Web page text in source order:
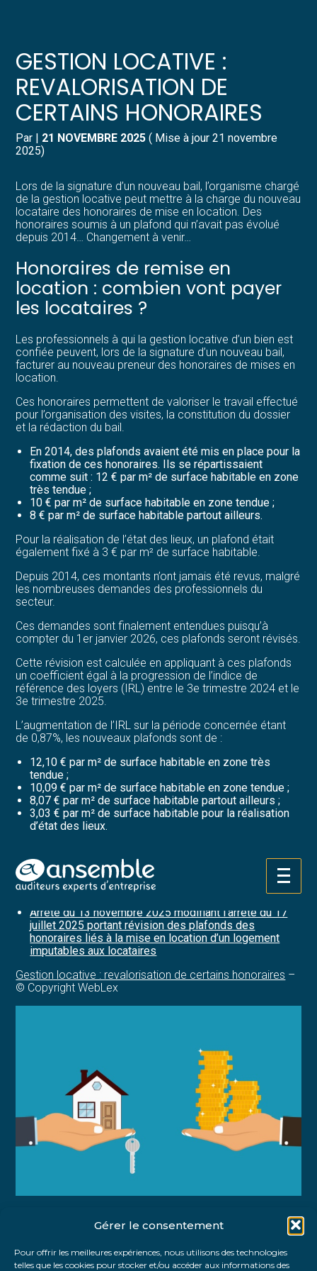
Gérer le consentement
Pour offrir les meilleures expériences, nous utilisons des technologies
telles que les cookies pour stocker et/ou accéder aux informations des
Aller
au
Gérer votre quotidien
Piloter votre entreprise
Développer votre entreprise
Construire votre patrimoine
Structurer votre croissance
électronique
Suivre votre comptabilité
Gérer vos ressources humaines
Dématérialiser vos documents
GESTION LOCATIVE :
REVALORISATION DE
CERTAINS HONORAIRES
Par | 21 NOVEMBRE 2025 ( Mise à jour 21 novembre
2025)
Lors de la signature d’un nouveau bail, l’organisme chargé
de la gestion locative peut mettre à la charge du nouveau
locataire des honoraires de mise en location. Des
honoraires soumis à un plafond qui n’avait pas évolué
depuis 2014… Changement à venir…
Honoraires de remise en
location : combien vont payer
les locataires ?
Les professionnels à qui la gestion locative d’un bien est
confiée peuvent, lors de la signature d’un nouveau bail,
facturer au nouveau preneur des honoraires de mises en
location.
Ces honoraires permettent de valoriser le travail effectué
pour l’organisation des visites, la constitution du dossier
et la rédaction du bail.
En 2014, des plafonds avaient été mis en place pour la
fixation de ces honoraires. Ils se répartissaient
comme suit : 12 € par m² de surface habitable en zone
très tendue ;
10 € par m² de surface habitable en zone tendue ;
8 € par m² de surface habitable partout ailleurs.
Pour la réalisation de l’état des lieux, un plafond était
également fixé à 3 € par m² de surface habitable.
Depuis 2014, ces montants n’ont jamais été revus, malgré
les nombreuses demandes des professionnels du
secteur.
Ces demandes sont finalement entendues puisqu’à
compter du 1er janvier 2026, ces plafonds seront révisés.
Cette révision est calculée en appliquant à ces plafonds
un coefficient égal à la progression de l’indice de
référence des loyers (IRL) entre le 3e trimestre 2024 et le
3e trimestre 2025.
L’augmentation de l’IRL sur la période concernée étant
de 0,87%, les nouveaux plafonds sont de :
12,10 € par m² de surface habitable en zone très
tendue ;
10,09 € par m² de surface habitable en zone tendue ;
8,07 € par m² de surface habitable partout ailleurs ;
3,03 € par m² de surface habitable pour la réalisation
d’état des lieux.
Arrêté du 17 juillet 2025 portant révision des plafonds
des honoraires liés à la mise en location d’un
Arrêté du 13 novembre 2025 modifiant l’arrêté du 17
juillet 2025 portant révision des plafonds des
honoraires liés à la mise en location d’un logement
imputables aux locataires
Gestion locative : revalorisation de certains honoraires –
© Copyright WebLex